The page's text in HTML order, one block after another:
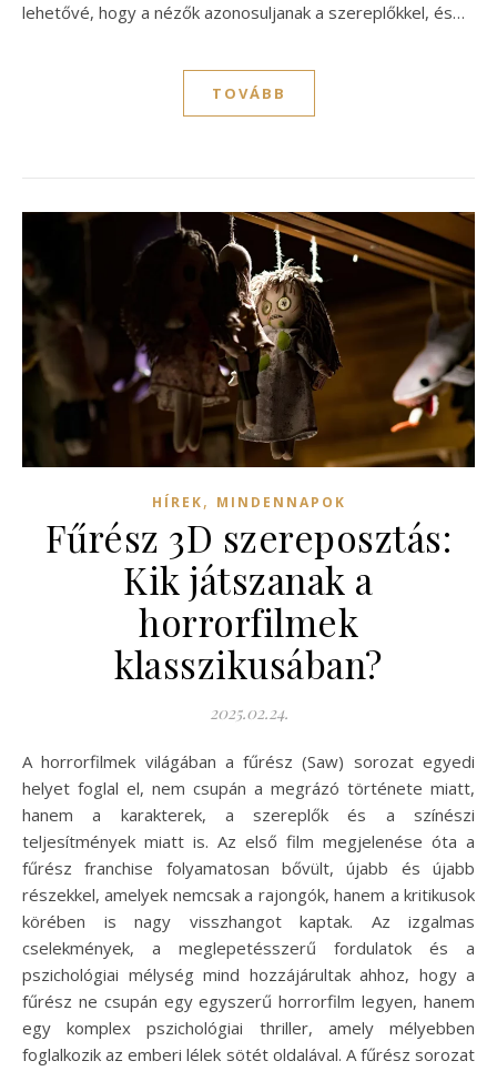
lehetővé, hogy a nézők azonosuljanak a szereplőkkel, és…
TOVÁBB
HÍREK, MINDENNAPOK
Fűrész 3D szereposztás:
Kik játszanak a
horrorfilmek
klasszikusában?
2025.02.24.
A horrorfilmek világában a fűrész (Saw) sorozat egyedi
helyet foglal el, nem csupán a megrázó története miatt,
hanem a karakterek, a szereplők és a színészi
teljesítmények miatt is. Az első film megjelenése óta a
fűrész franchise folyamatosan bővült, újabb és újabb
részekkel, amelyek nemcsak a rajongók, hanem a kritikusok
körében is nagy visszhangot kaptak. Az izgalmas
cselekmények, a meglepetésszerű fordulatok és a
pszichológiai mélység mind hozzájárultak ahhoz, hogy a
fűrész ne csupán egy egyszerű horrorfilm legyen, hanem
egy komplex pszichológiai thriller, amely mélyebben
foglalkozik az emberi lélek sötét oldalával. A fűrész sorozat